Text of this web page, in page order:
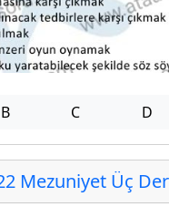
B C D
Mezuniyet Üç